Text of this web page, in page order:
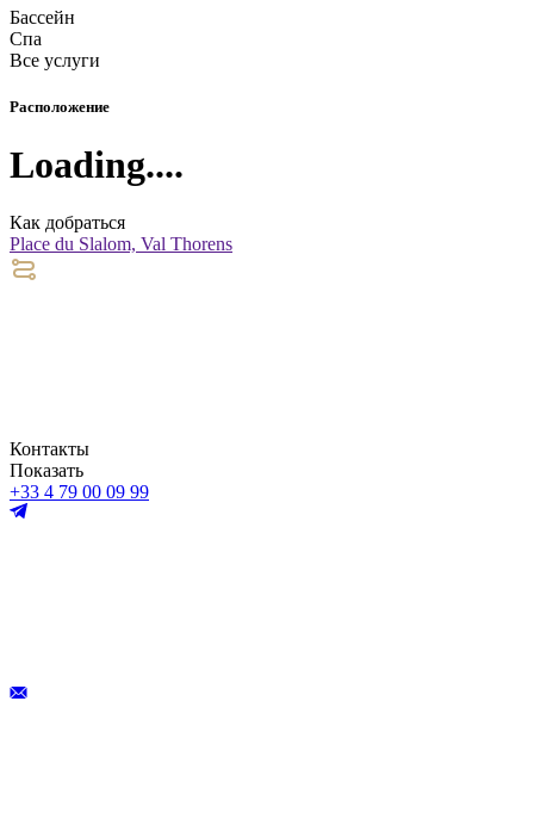
Бассейн
Спа
Все услуги
Расположение
Loading....
Как добраться
Place du Slalom, Val Thorens
Контакты
Показать
+33 4 79 00 09 99